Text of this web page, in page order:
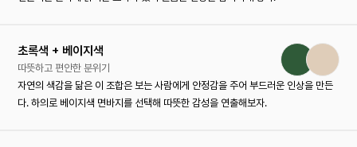
초록색 + 베이지색
따뜻하고 편안한 분위기
자연의 색감을 닮은 이 조합은 보는 사람에게 안정감을 주어 부드러운 인상을 만든
다. 하의로 베이지색 면바지를 선택해 따뜻한 감성을 연출해보자.